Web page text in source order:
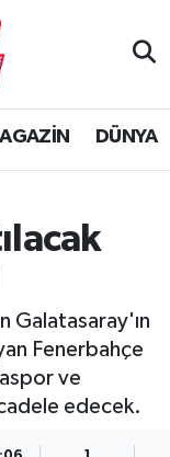
DÜNYA
Galatasaray'ın
Fenerbahçe
ve
edecek.